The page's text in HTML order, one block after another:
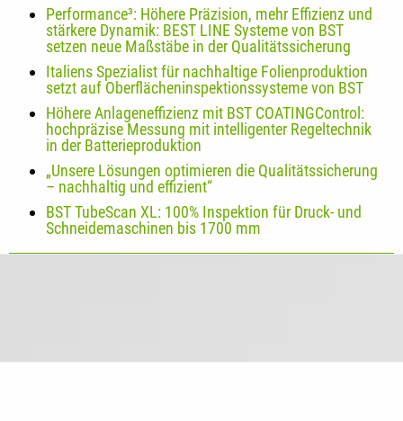
Performance³: Höhere Präzision, mehr Effizienz und
stärkere Dynamik: BEST LINE Systeme von BST
setzen neue Maßstäbe in der Qualitätssicherung
Italiens Spezialist für nachhaltige Folienproduktion
setzt auf Oberflächeninspektionssysteme von BST
Höhere Anlageneffizienz mit BST COATINGControl:
hochpräzise Messung mit intelligenter Regeltechnik
in der Batterieproduktion
„Unsere Lösungen optimieren die Qualitätssicherung
– nachhaltig und effizient“
BST TubeScan XL: 100% Inspektion für Druck- und
Schneidemaschinen bis 1700 mm